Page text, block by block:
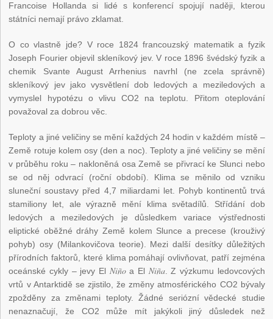
Francoise Hollanda si lidé s konferencí spojují naději, kterou
státníci nemají právo zklamat.
O co vlastně jde? V roce 1824 francouzský matematik a fyzik
Joseph Fourier objevil skleníkový jev. V roce 1896 švédský fyzik a
chemik Svante August Arrhenius navrhl (ne zcela správně)
skleníkový jev jako vysvětlení dob ledových a meziledových a
vymyslel hypotézu o vlivu CO2 na teplotu. Přitom oteplování
považoval za dobrou věc.
Teploty a jiné veličiny se mění každých 24 hodin v každém místě –
Země rotuje kolem osy (den a noc). Teploty a jiné veličiny se mění
v průběhu roku – nakloněná osa Země se přivrací ke Slunci nebo
se od něj odvrací (roční období). Klima se měnilo od vzniku
sluneční soustavy před 4,7 miliardami let. Pohyb kontinentů trvá
stamiliony let, ale výrazně mění klima světadílů. Střídání dob
ledových a meziledových je důsledkem variace výstřednosti
eliptické oběžné dráhy Země kolem Slunce a precese (krouživý
pohyb) osy (Milankovičova teorie). Mezi další desítky důležitých
přírodních faktorů, které klima pomáhají ovlivňovat, patří zejména
oceánské cykly – jevy El Niñoa El Niña. Z výzkumu ledovcových
vrtů v Antarktidě se zjistilo, že změny atmosférického CO2 bývaly
zpožděny za změnami teploty. Žádné seriózní vědecké studie
nenaznačují, že CO2 může mít jakýkoli jiný důsledek než